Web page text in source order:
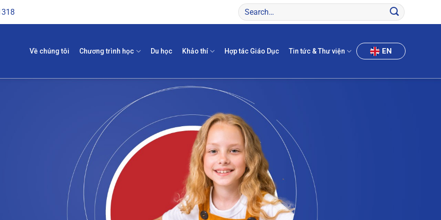
Về chúng tôi Chương trình học Du học Khảo thí Hợp tác Giáo Dục Tin tức & Thư viện EN